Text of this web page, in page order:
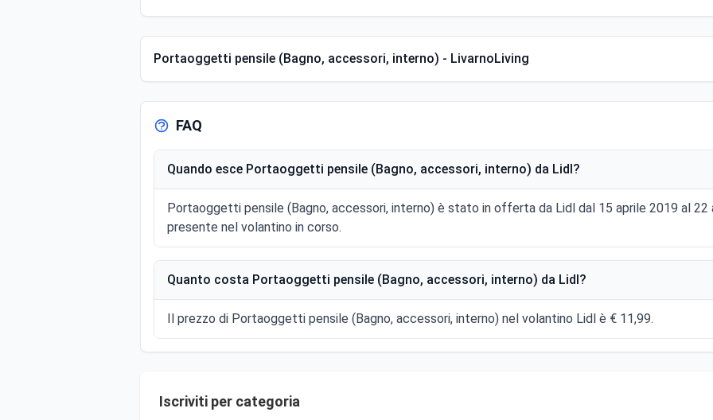
Portaoggetti pensile (Bagno, accessori, interno) - LivarnoLiving
FAQ
Quando esce Portaoggetti pensile (Bagno, accessori, interno) da Lidl?
Portaoggetti pensile (Bagno, accessori, interno) è stato in offerta da Lidl dal 15 aprile 2019 al 22
presente nel volantino in corso.
Quanto costa Portaoggetti pensile (Bagno, accessori, interno) da Lidl?
Il prezzo di Portaoggetti pensile (Bagno, accessori, interno) nel volantino Lidl è € 11,99.
Iscriviti per categoria